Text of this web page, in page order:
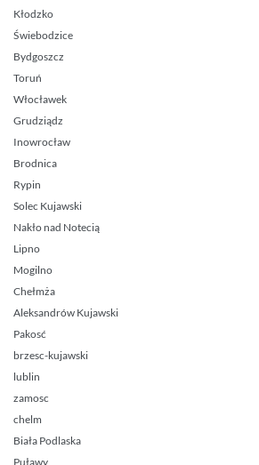
Kłodzko
Świebodzice
Bydgoszcz
Toruń
Włocławek
Grudziądz
Inowrocław
Brodnica
Rypin
Solec Kujawski
Nakło nad Notecią
Lipno
Mogilno
Chełmża
Aleksandrów Kujawski
Pakosć
brzesc-kujawski
lublin
zamosc
chelm
Biała Podlaska
Puławy